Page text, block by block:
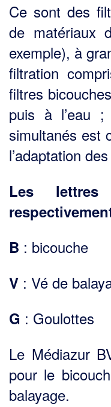
Ce sont des
de matériaux
exemple), à
filtration
filtres
puis à l’eau
simultanés est
l’adaptation
Les
B : bicouche
V : Vé de
G : Goulottes
Le Médiazur
pour le
balayage.